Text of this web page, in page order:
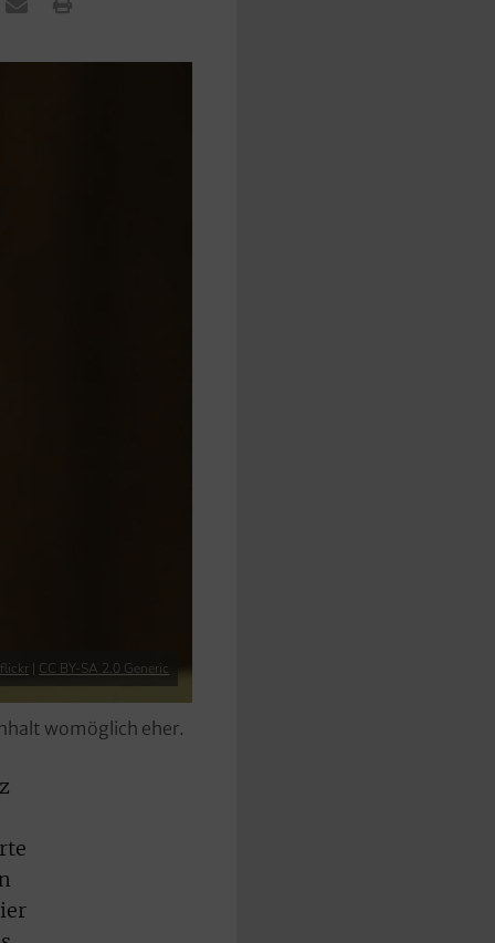
| CC BY-SA 2.0 Generic
womöglich eher.